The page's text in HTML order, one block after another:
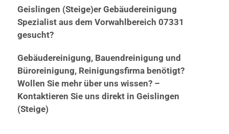
Geislingen (Steige)er Gebäudereinigung
Spezialist aus dem Vorwahlbereich 07331
gesucht?
Gebäudereinigung, Bauendreinigung und
Büroreinigung, Reinigungsfirma benötigt?
Wollen Sie mehr über uns wissen? –
Kontaktieren Sie uns direkt in Geislingen
(Steige)